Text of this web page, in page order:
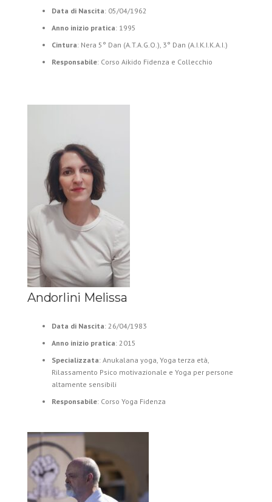
Data di Nascita: 05/04/1962
Anno inizio pratica: 1995
Cintura: Nera 5° Dan (A.T.A.G.O.), 3° Dan (A.I.K.I.K.A.I.)
Responsabile: Corso Aikido Fidenza e Collecchio
Andorlini Melissa
Data di Nascita: 26/04/1983
Anno inizio pratica: 2015
Specializzata: Anukalana yoga, Yoga terza età,
Rilassamento Psico motivazionale e Yoga per persone
altamente sensibili
Responsabile: Corso Yoga Fidenza